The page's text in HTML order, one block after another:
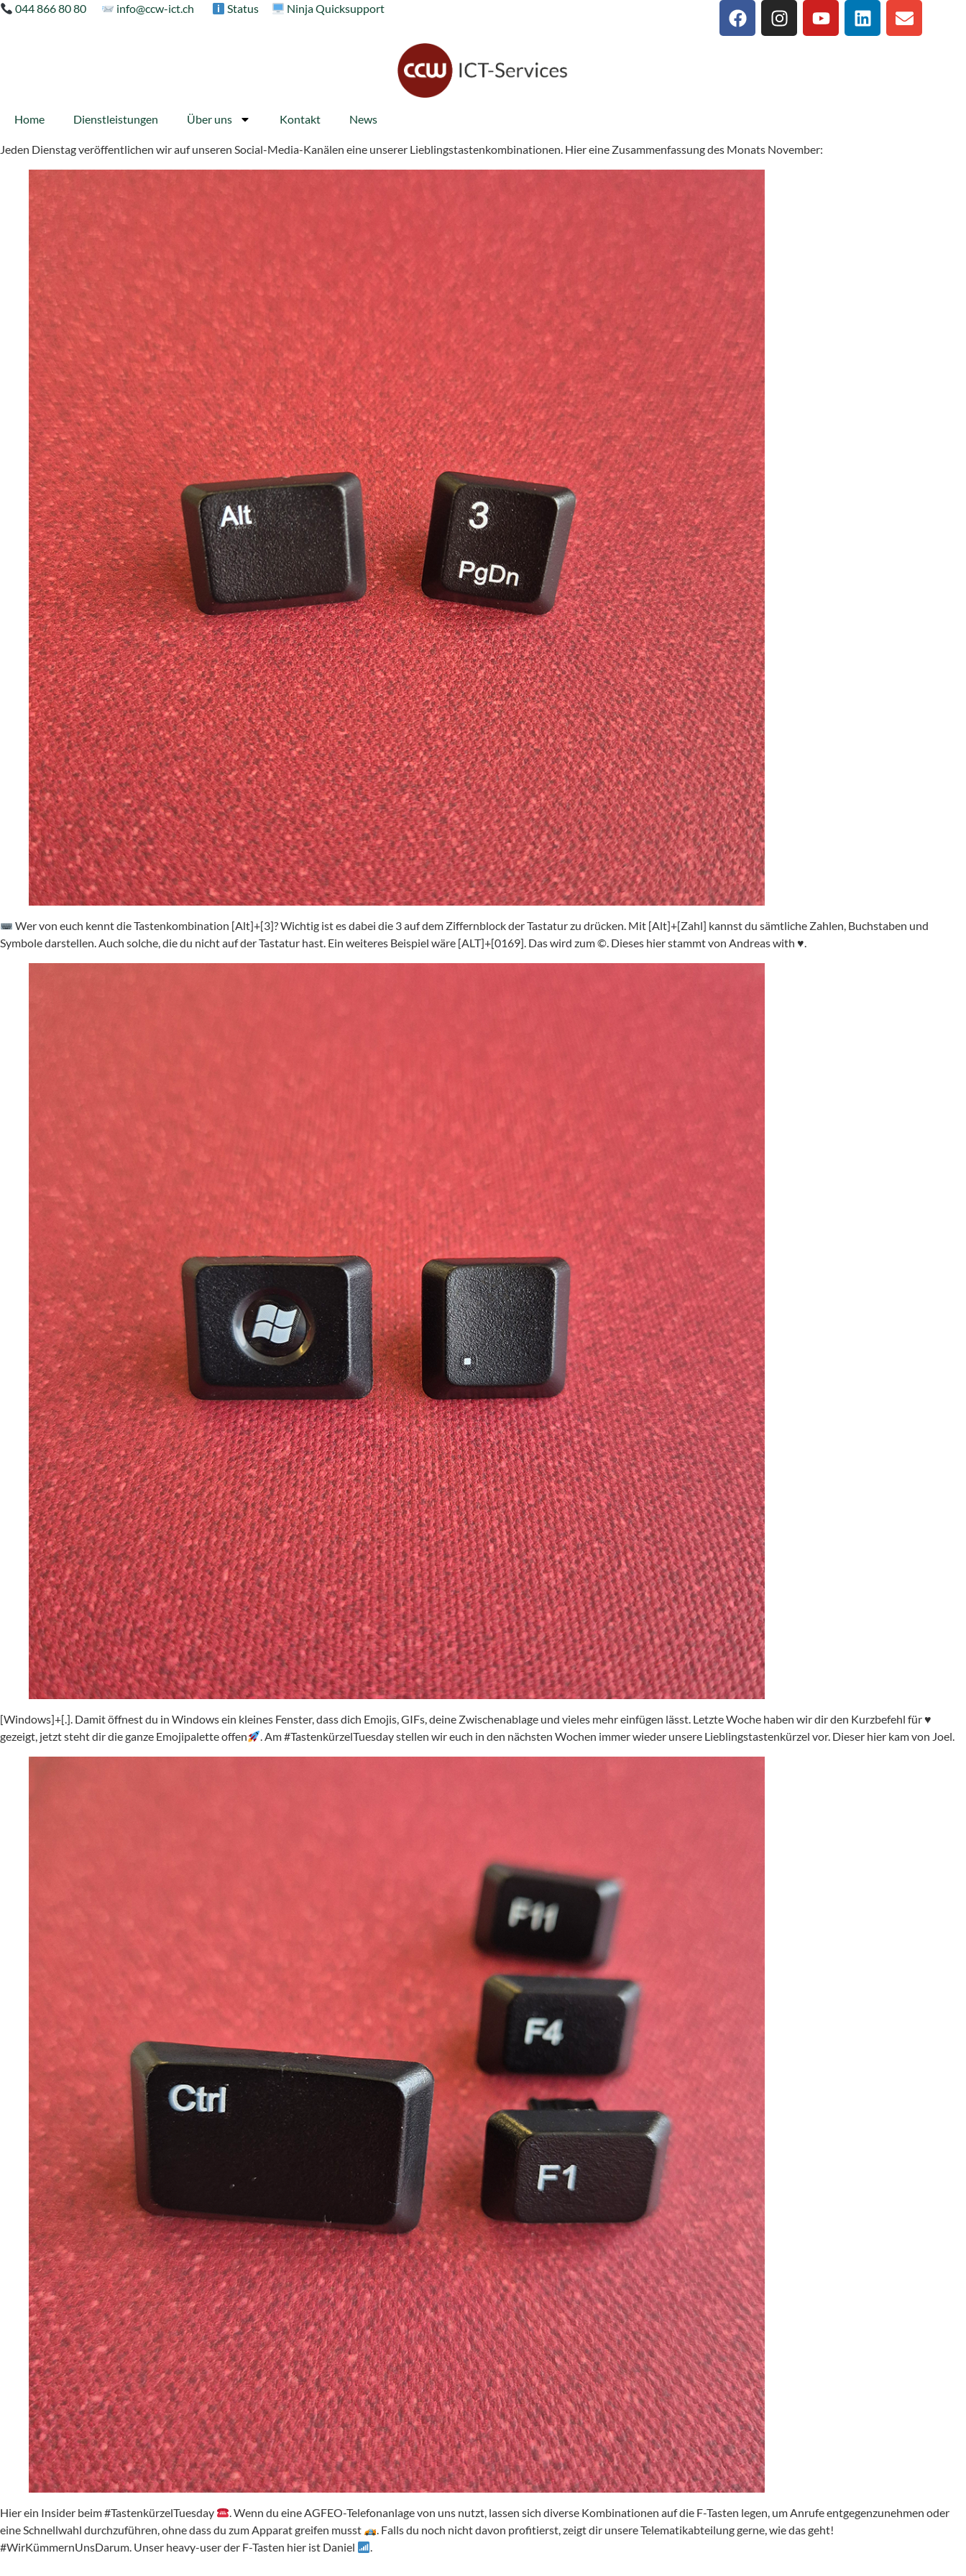
044 866 80 80 info@ccw-ict.ch Status Ninja Quicksupport
Home Dienstleistungen Über uns Kontakt News
Jeden Dienstag veröffentlichen wir auf unseren Social-Media-Kanälen eine unserer Lieblingstastenkombinationen. Hier eine Zusammenfassung des Monats November:
Wer von euch kennt die Tastenkombination [Alt]+[3]? Wichtig ist es dabei die 3 auf dem Ziffernblock der Tastatur zu drücken. Mit [Alt]+[Zahl] kannst du sämtliche Zahlen, Buchstaben und
Symbole darstellen. Auch solche, die du nicht auf der Tastatur hast. Ein weiteres Beispiel wäre [ALT]+[0169]. Das wird zum ©. Dieses hier stammt von Andreas with ♥️.
[Windows]+[.]. Damit öffnest du in Windows ein kleines Fenster, dass dich Emojis, GIFs, deine Zwischenablage und vieles mehr einfügen lässt. Letzte Woche haben wir dir den Kurzbefehl für ♥
gezeigt, jetzt steht dir die ganze Emojipalette offen
. Am #TastenkürzelTuesday stellen wir euch in den nächsten Wochen immer wieder unsere Lieblingstastenkürzel vor. Dieser hier kam von Joel.
Hier ein Insider beim #TastenkürzelTuesday
. Wenn du eine AGFEO-Telefonanlage von uns nutzt, lassen sich diverse Kombinationen auf die F-Tasten legen, um Anrufe entgegenzunehmen oder
eine Schnellwahl durchzuführen, ohne dass du zum Apparat greifen musst
. Falls du noch nicht davon profitierst, zeigt dir unsere Telematikabteilung gerne, wie das geht!
#WirKümmernUnsDarum. Unser heavy-user der F-Tasten hier ist Daniel
.